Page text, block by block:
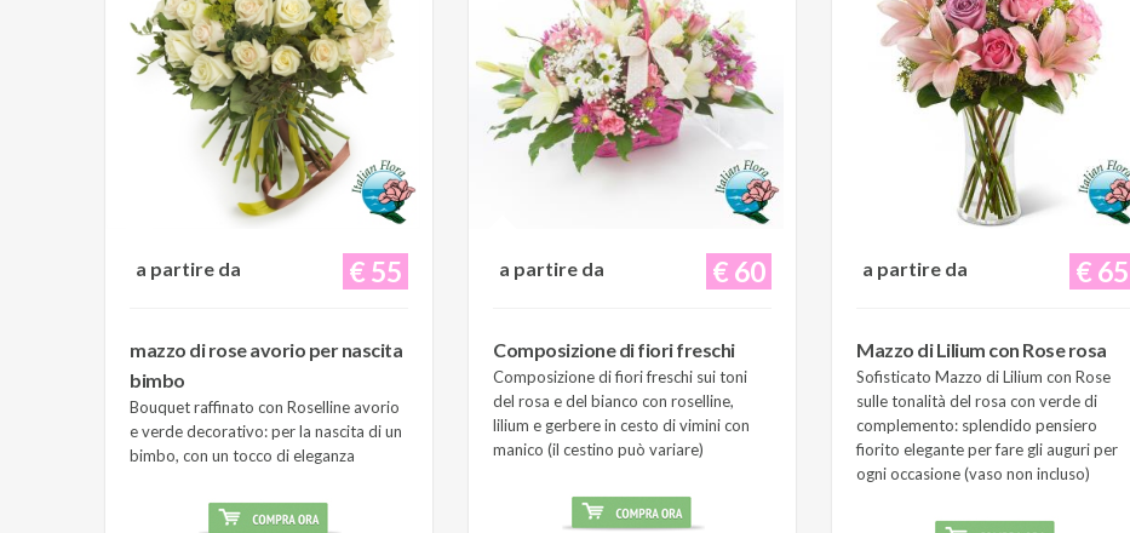
€ 55
a partire da
mazzo di rose avorio per nascita
bimbo
Bouquet raffinato con Roselline avorio
e verde decorativo: per la nascita di un
bimbo, con un tocco di eleganza
€ 60
a partire da
Composizione di fiori freschi
Composizione di fiori freschi sui toni
del rosa e del bianco con roselline,
lilium e gerbere in cesto di vimini con
manico (il cestino può variare)
€ 65
a partire da
Mazzo di Lilium con Rose rosa
Sofisticato Mazzo di Lilium con Rose
sulle tonalità del rosa con verde di
complemento: splendido pensiero
fiorito elegante per fare gli auguri per
ogni occasione (vaso non incluso)